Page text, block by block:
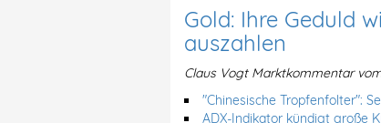
Gold: Ihre Geduld
auszahlen
Claus Vogt Marktkommentar
"Chinesische Tropfenfolter":
ADX-Indikator kündigt große